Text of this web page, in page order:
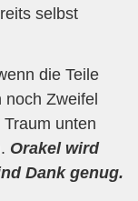
selbst
die Teile
noch Zweifel
unten
Orakel wird
Dank genug.